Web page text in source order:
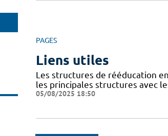
PAGES
Liens utiles
Les structures de rééducation
les principales structures avec
05/08/2025 18:50